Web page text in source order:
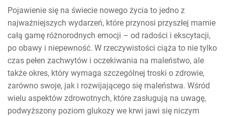
Pojawienie się na świecie nowego życia to jedno z
najważniejszych wydarzeń, które przynosi przyszłej mamie
całą gamę różnorodnych emocji – od radości i ekscytacji,
po obawy i niepewność. W rzeczywistości ciąża to nie tylko
czas pełen zachwytów i oczekiwania na maleństwo, ale
także okres, który wymaga szczególnej troski o zdrowie,
zarówno swoje, jak i rozwijającego się maleństwa. Wśród
wielu aspektów zdrowotnych, które zasługują na uwagę,
podwyższony poziom glukozy we krwi jawi się niczym